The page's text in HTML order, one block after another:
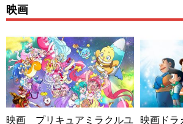
映画
映画 プリキュアミラクルユ 映画ド